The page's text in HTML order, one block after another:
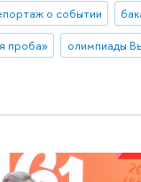
о событии
проба»
олимпиады